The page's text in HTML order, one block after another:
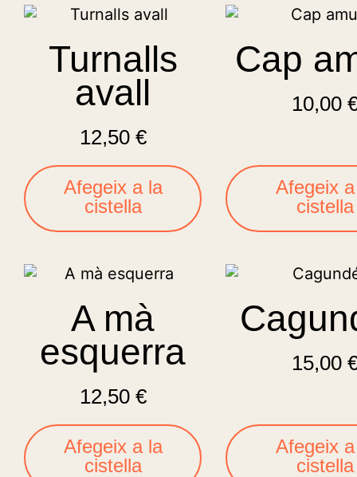
Turnalls
avall
12,50 €
Afegeix a la
cistella
Cap
10,00
Afegeix
cistella
A mà
esquerra
12,50 €
Afegeix a la
cistella
15,00
Afegeix
cistella